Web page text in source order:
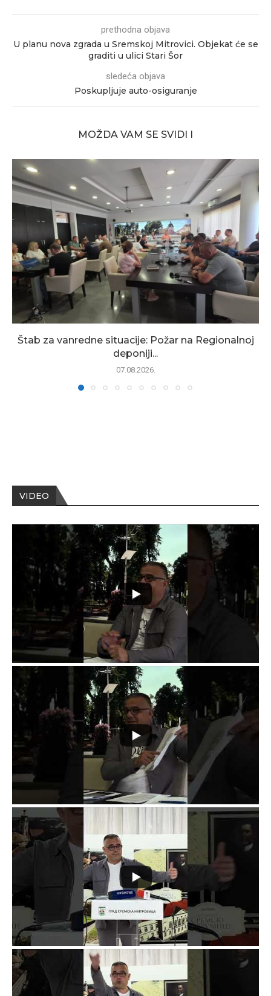
prethodna objava
U planu nova zgrada u Sremskoj Mitrovici. Objekat će se
graditi u ulici Stari Šor
sledeća objava
Poskupljuje auto-osiguranje
MOŽDA VAM SE SVIDI I
Štab za vanredne situacije: Požar na Regionalnoj
deponiji...
07.08.2026.
VIDEO